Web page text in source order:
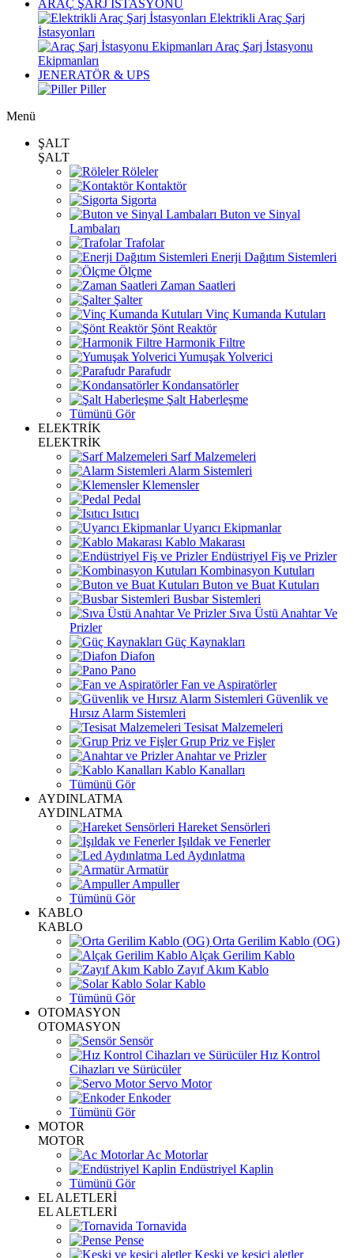
ARAÇ ŞARJ İSTASYONU
Elektrikli Araç Şarj
İstasyonları
Araç Şarj İstasyonu
Ekipmanları
JENERATÖR & UPS
Piller
Menü
ŞALT
ŞALT
Röleler
Kontaktör
Sigorta
Buton ve Sinyal
Lambaları
Trafolar
Enerji Dağıtım Sistemleri
Ölçme
Zaman Saatleri
Şalter
Vinç Kumanda Kutuları
Şönt Reaktör
Harmonik Filtre
Yumuşak Yolverici
Parafudr
Kondansatörler
Şalt Haberleşme
Tümünü Gör
ELEKTRİK
ELEKTRİK
Sarf Malzemeleri
Alarm Sistemleri
Klemensler
Pedal
Isıtıcı
Uyarıcı Ekipmanlar
Kablo Makarası
Endüstriyel Fiş ve Prizler
Kombinasyon Kutuları
Buton ve Buat Kutuları
Busbar Sistemleri
Sıva Üstü Anahtar Ve
Prizler
Güç Kaynakları
Diafon
Pano
Fan ve Aspiratörler
Güvenlik ve
Hırsız Alarm Sistemleri
Tesisat Malzemeleri
Grup Priz ve Fişler
Anahtar ve Prizler
Kablo Kanalları
Tümünü Gör
AYDINLATMA
AYDINLATMA
Hareket Sensörleri
Işıldak ve Fenerler
Led Aydınlatma
Armatür
Ampuller
Tümünü Gör
KABLO
KABLO
Orta Gerilim Kablo (OG)
Alçak Gerilim Kablo
Zayıf Akım Kablo
Solar Kablo
Tümünü Gör
OTOMASYON
OTOMASYON
Sensör
Hız Kontrol
Cihazları ve Sürücüler
Servo Motor
Enkoder
Tümünü Gör
MOTOR
MOTOR
Ac Motorlar
Endüstriyel Kaplin
Tümünü Gör
EL ALETLERİ
EL ALETLERİ
Tornavida
Pense
Keski ve kesici aletler